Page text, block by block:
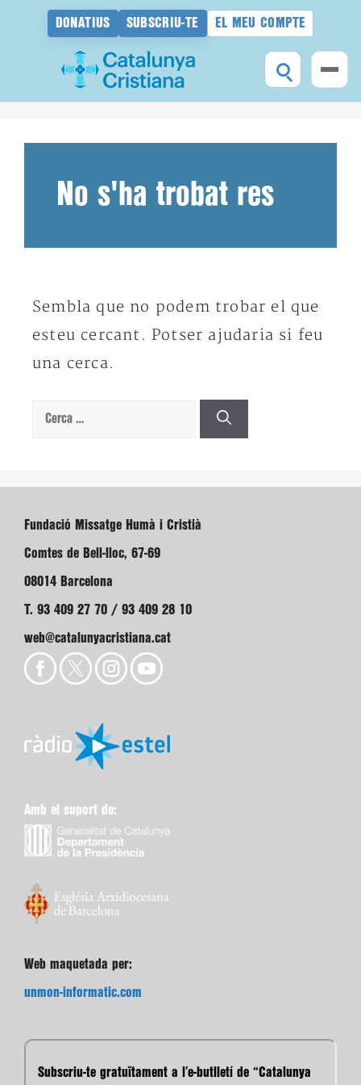
DONATIUS SUBSCRIU-TE EL MEU COMPTE
No s'ha trobat res
Sembla que no podem trobar el que
esteu cercant. Potser ajudaria si feu
una cerca.
Cerca:
Fundació Missatge Humà i Cristià
Comtes de Bell-lloc, 67-69
08014 Barcelona
T. 93 409 27 70 / 93 409 28 10
web@catalunyacristiana.cat
Amb el suport de:
Web maquetada per:
unmon-informatic.com
Subscriu-te gratuïtament a l’e-butlletí de “Catalunya